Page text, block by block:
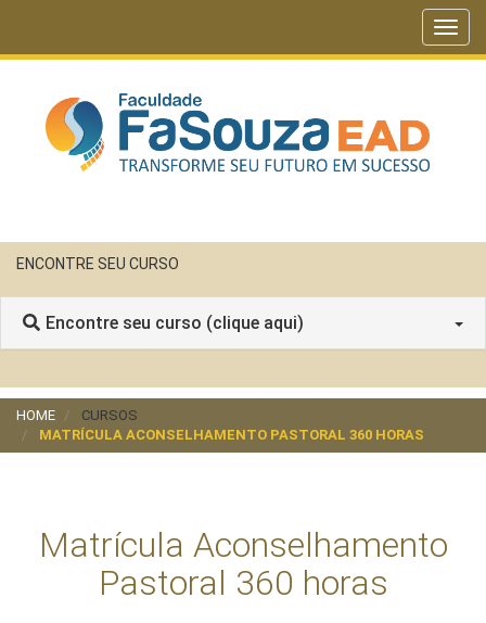
ENCONTRE SEU CURSO
Encontre seu curso (clique aqui)
HOME
CURSOS
MATRÍCULA ACONSELHAMENTO PASTORAL 360 HORAS
Matrícula Aconselhamento
Pastoral 360 horas